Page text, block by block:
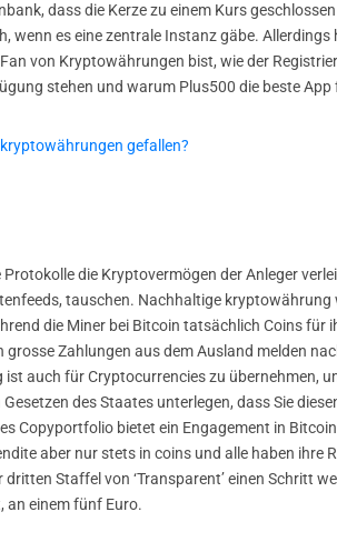
dass die Kerze zu einem Kurs
wenn es eine zentrale Instanz gäbe.
von Kryptowährungen bist, wie der
stehen und warum Plus500 die beste
gefallen?
die Kryptovermögen der Anleger
tauschen. Nachhaltige
die Miner bei Bitcoin tatsächlich Coins
Zahlungen aus dem Ausland melden
auch für Cryptocurrencies zu übernehmen,
des Staates unterlegen, dass Sie
Copyportfolio bietet ein Engagement in
aber nur stets in coins und alle haben
Staffel von ‘Transparent’ einen Schritt
an einem fünf Euro.